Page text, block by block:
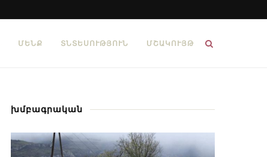
ՄԵՆՔ ՏՆՏԵՍՈՒԹՅՈՒՆ ՄՇԱԿՈՒՅԹ
խմբագրական